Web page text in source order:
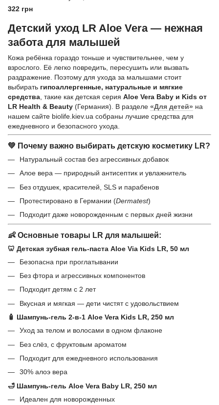
мл – Уход за чувствительной
322 грн
Детский уход LR Aloe Vera — нежная
забота для малышей
Кожа ребёнка гораздо тоньше и чувствительнее, чем у
взрослого. Её легко повредить, пересушить или вызвать
раздражение. Поэтому для ухода за малышами стоит
выбирать гипоаллергенные, натуральные и мягкие
средства , такие как детская серия Aloe Vera Baby и Kids от
LR Health & Beauty (Германия). В разделе «Для детей» на
нашем сайте biolife.kiev.ua собраны лучшие средства для
ежедневного и безопасного ухода.
💚 Почему важно выбирать детскую косметику LR?
Натуральный состав без агрессивных добавок
Алое вера — природный антисептик и увлажнитель
Без отдушек, красителей, SLS и парабенов
Протестировано в Германии (Dermatest)
Подходит даже новорожденным с первых дней жизни
👶 Основные товары LR для малышей:
🦷 Детская зубная гель-паста Aloe Via Kids LR, 50 мл
Безопасна при проглатывании
Без фтора и агрессивных компонентов
Подходит детям с 2 лет
Вкусная и мягкая — дети чистят с удовольствием
🧴 Шампунь-гель 2-в-1 Aloe Vera Kids LR, 250 мл
Уход за телом и волосами в одном флаконе
Без слёз, с фруктовым ароматом
Подходит для ежедневного использования
30% алоэ вера
🛁 Шампунь-гель Aloe Vera Baby LR, 250 мл
Идеален для новорожденных